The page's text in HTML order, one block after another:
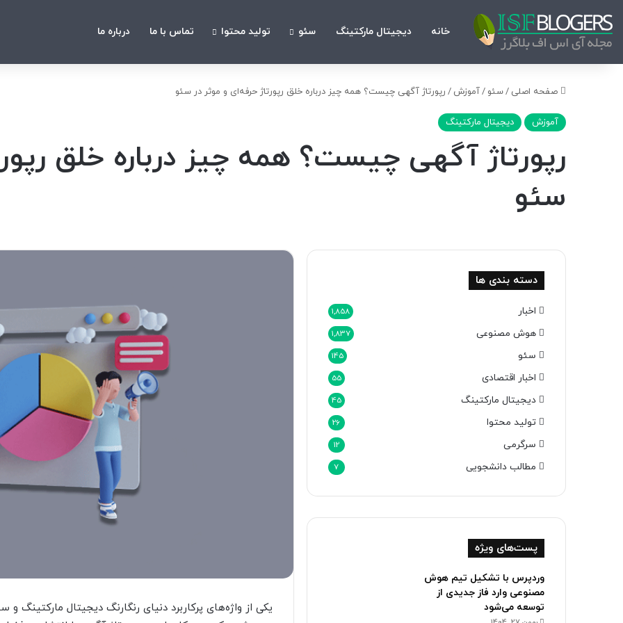
خانه دیجیتال مارکتینگ سئو تولید محتوا تماس با ما درباره ما
صفحه اصلی /سئو /آموزش / رپورتاژ آگهی چیست؟ همه چیز درباره خلق رپورتاژ حرفه‌ای و موثر در سئو
آموزش دیجیتال مارکتینگ
رپورتاژ آگهی چیست؟ همه چیز درباره خلق
سئو
یکی از واژه‌های پرکاربرد دنیای رنگارنگ دیجیتال
دسته بندی ها
اخبار 1,858
هوش مصنوعی 1,837
سئو 145
اخبار اقتصادی 55
دیجیتال مارکتینگ 45
تولید محتوا 26
سرگرمی 12
مطالب دانشجویی 7
پست‌های ویژه
وردپرس با تشکیل تیم هوش
مصنوعی وارد فاز جدیدی از
توسعه می‌شود